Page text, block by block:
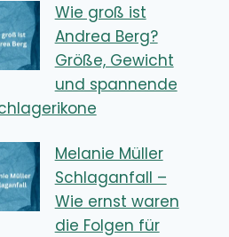
Wie groß ist
Andrea Berg?
Größe, Gewicht
und spannende
Melanie Müller
Schlaganfall –
Wie ernst waren
die Folgen für